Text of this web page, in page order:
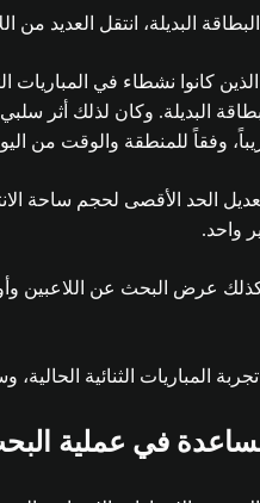
البديلة، انتقل العديد
كانوا نشطاء في المباريات
البديلة. وكان لذلك أثر
وفقاً للمنطقة والوقت من
بتعديل الحد الأقصى لحجم
واحد.
الثنائية الحالية،
في عملية